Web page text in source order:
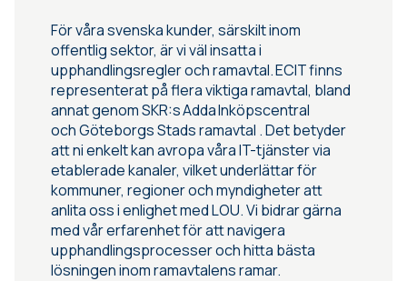
För våra svenska kunder, särskilt inom
offentlig sektor, är vi väl insatta i
upphandlingsregler och ramavtal. ECIT finns
representerat på flera viktiga ramavtal, bland
annat genom SKR:s Adda Inköpscentral
och Göteborgs Stads ramavtal . Det betyder
att ni enkelt kan avropa våra IT-tjänster via
etablerade kanaler, vilket underlättar för
kommuner, regioner och myndigheter att
anlita oss i enlighet med LOU. Vi bidrar gärna
med vår erfarenhet för att navigera
upphandlingsprocesser och hitta bästa
lösningen inom ramavtalens ramar.